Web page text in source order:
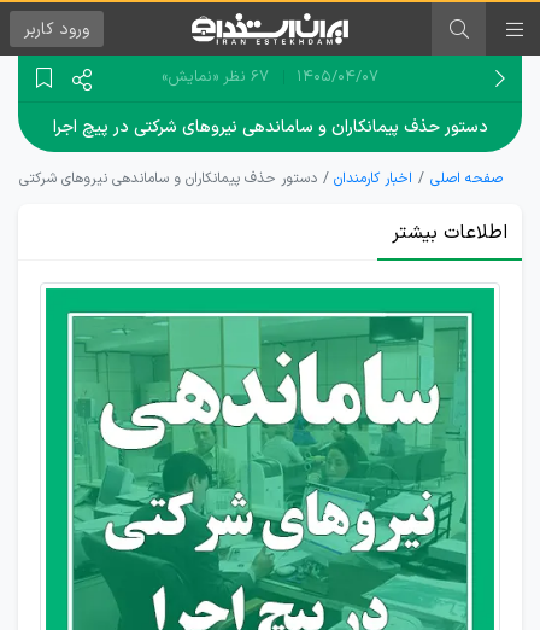
ورود کاربر
۱۴۰۵/۰۴/۰۷ 67 نظر «نمایش»
دستور حذف پیمانکاران و ساماندهی نیروهای شرکتی در پیچ اجرا
صفحه اصلی اخبار کارمندان دستور حذف پیمانکاران و ساماندهی نیروهای شرکتی در
اطلاعات بیشتر
چرا حذف
پیمانکاران
به مطالبه
اصلی
کارگران
تبدیل
شد؟